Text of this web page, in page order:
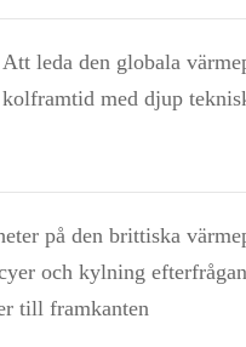
leda den globala
med djup
på den brittiska
och kylning
till framkanten